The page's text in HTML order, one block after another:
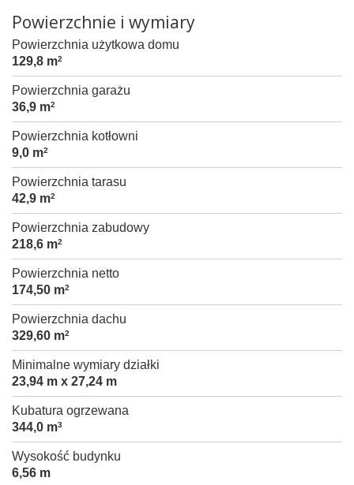
Powierzchnie i wymiary
Powierzchnia użytkowa domu
129,8 m2
Powierzchnia garażu
36,9 m2
Powierzchnia kotłowni
9,0 m2
Powierzchnia tarasu
42,9 m2
Powierzchnia zabudowy
218,6 m2
Powierzchnia netto
174,50 m2
Powierzchnia dachu
329,60 m2
Minimalne wymiary działki
23,94 m x 27,24 m
Kubatura ogrzewana
344,0 m3
Wysokość budynku
6,56 m